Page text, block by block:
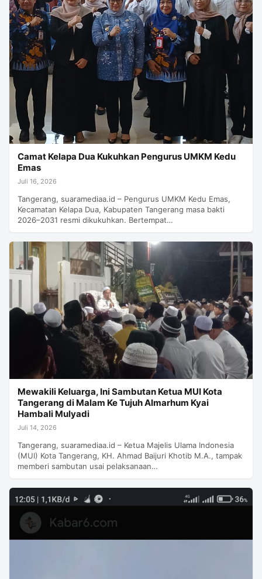
Camat Kelapa Dua Kukuhkan Pengurus UMKM Kedu
Emas
Juli 16, 2026
Tangerang, suaramediaa.id – Pengurus UMKM Kedu Emas,
Kecamatan Kelapa Dua, Kabupaten Tangerang masa bakti
2026–2031 resmi dikukuhkan. Bertempat…
Mewakili Keluarga, Ini Sambutan Ketua MUI Kota
Tangerang di Malam Ke Tujuh Almarhum Kyai
Hambali Mulyadi
Juli 14, 2026
Tangerang, suaramediaa.id – Ketua Majelis Ulama Indonesia
(MUI) Kota Tangerang, KH. Ahmad Baijuri Khotib M.A., tampak
memberi sambutan usai pelaksanaan…